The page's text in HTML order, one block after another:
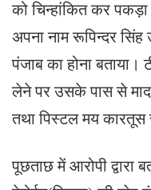
को चिन्हांकित कर
अपना नाम रूपिन्दर सिंह
पंजाब का होना बताया।
लेने पर उसके पास से
तथा पिस्टल मय कारतूस
पूछताछ में आरोपी द्वारा